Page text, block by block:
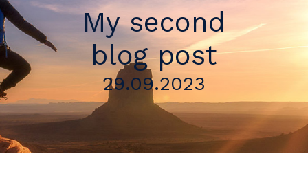
My second
blog post
29.09.2023